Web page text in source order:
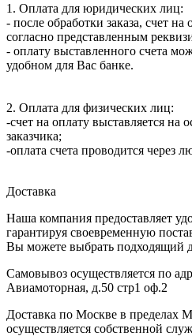
1. Оплата для юридических лиц:
- после обработки заказа, счет на
согласно представленным
- оплату выставленного счета
удобном для Вас банке.
2. Оплата для физических лиц:
-счет на оплату выставляется на
заказчика;
-оплата счета проводится через
Доставка
Наша компания предоставляет
гарантируя своевременную
Вы можете выбрать подходящий
Самовывоз осуществляется по
Авиамоторная, д.50 стр1 оф.2
Доставка по Москве в пределах
осуществляется собственной